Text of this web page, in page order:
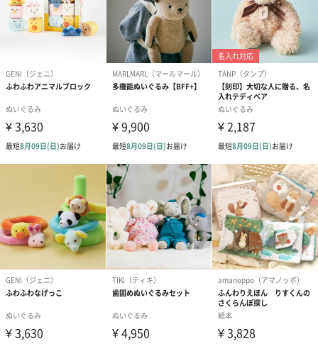
紙袋
商品に合わせたサイズをお届けします。
あり（280円）
メッセージカード（通常・写真・グリーティング）
誕生日や結婚祝い・出産祝いなど、様々なシーンのメッセージカ
ードを同梱します。
メッセージカードや封筒のデザインは一部変更する場合がありま
す。